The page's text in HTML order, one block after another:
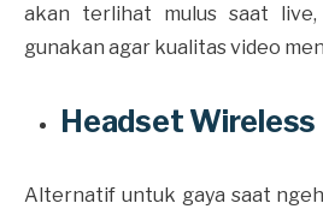
akan terlihat mulus saat
gunakan agar kualitas video
Headset Wireless
Alternatif untuk gaya saat